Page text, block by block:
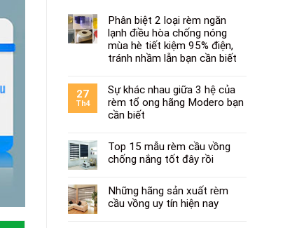
Phân biệt 2 loại rèm ngăn
lạnh điều hòa chống nóng
mùa hè tiết kiệm 95% điện,
tránh nhầm lẫn bạn cần biết
27
Th4
Sự khác nhau giữa 3 hệ của
rèm tổ ong hãng Modero bạn
cần biết
Top 15 mẫu rèm cầu vồng
chống nắng tốt đây rồi
Những hãng sản xuất rèm
cầu vồng uy tín hiện nay